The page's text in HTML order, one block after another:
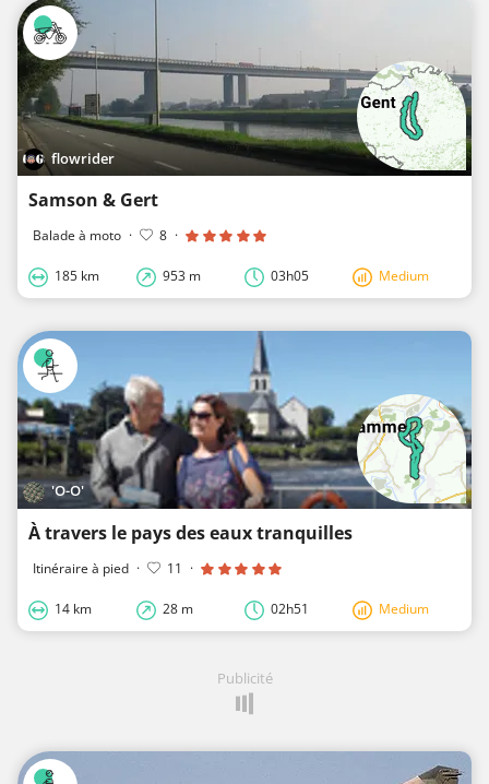
flowrider
Samson & Gert
Balade à moto · 8 ·
185 km 953 m 03h05 Medium
'O-O'
À travers le pays des eaux tranquilles
Itinéraire à pied · 11 ·
14 km 28 m 02h51 Medium
Publicité